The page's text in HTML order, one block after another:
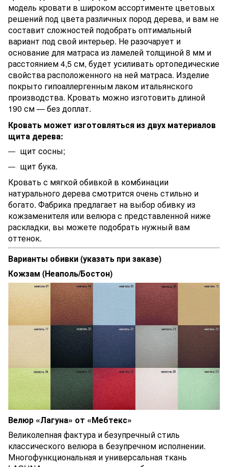
модель кровати в широком ассортименте цветовых
решений под цвета различных пород дерева, и вам не
составит сложностей подобрать оптимальный
вариант под свой интерьер. Не разочарует и
основание для матраса из ламелей толщиной 8 мм и
раcстоянием 4,5 см, будет усиливать ортопедические
свойства расположенного на ней матраса. Изделие
покрыто гипоаллергенным лаком итальянского
производства. Кровать можно изготовить длиной
190 см — без доплат.
Кровать может изготовляться из двух материалов
щита дерева:
щит сосны;
щит бука.
Кровать с мягкой обивкой в комбинации
натурального дерева смотрится очень стильно и
богато. Фабрика предлагает на выбор обивку из
кожзаменителя или велюра с представленной ниже
раскладки, вы можете подобрать нужный вам
оттенок.
Варианты обивки (указать при заказе)
Кожзам (Неаполь/Бостон)
Велюр «Лагуна» от «Мебтекс»
Великолепная фактура и безупречный стиль
классического велюра в безупречном исполнении.
Многофункциональная и универсальная ткань